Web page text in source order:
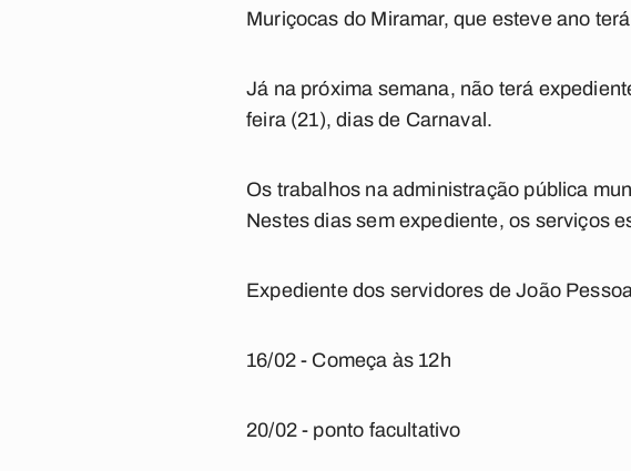
Muriçocas do Miramar, que esteve ano
Já na próxima semana, não terá
feira (21), dias de Carnaval.
Os trabalhos na administração pública
Nestes dias sem expediente, os serviços
Expediente dos servidores de João
16/02 - Começa às 12h
20/02 - ponto facultativo